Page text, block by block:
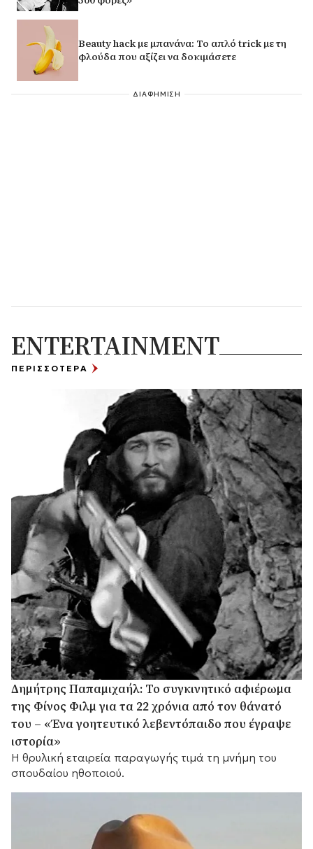
Beauty hack με μπανάνα: Το απλό trick με τη
φλούδα που αξίζει να δοκιμάσετε
ΔΙΑΦΗΜΙΣΗ
ENTERTAINMENT
ΠΕΡΙΣΣΟΤΕΡΑ
Δημήτρης Παπαμιχαήλ: Το συγκινητικό αφιέρωμα
της Φίνος Φιλμ για τα 22 χρόνια από τον θάνατό
του – «Ένα γοητευτικό λεβεντόπαιδο που έγραψε
ιστορία»
Η θρυλική εταιρεία παραγωγής τιμά τη μνήμη του
σπουδαίου ηθοποιού.